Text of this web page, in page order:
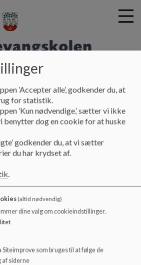
"Præsentation -
for at se præsentationen.
2021_0.pdf
’Accepter alle’, godkender du, at
for statistik.
’Kun nødvendige,’ sætter vi ikke
dog en cookie for at huske
godkender du, at vi sætter
du har krydset af.
.
(altid nødvendig)
dine valg om cookieindstillinger.
som bruges til at følge de
af siderne